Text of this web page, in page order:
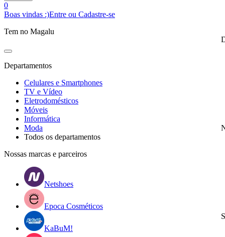
0
Boas vindas :)Entre ou Cadastre-se
Tem no Magalu
Departamentos
Celulares e Smartphones
TV e Vídeo
Eletrodomésticos
Móveis
Informática
Moda
Todos os departamentos
Nossas marcas e parceiros
Netshoes
Epoca Cosméticos
KaBuM!